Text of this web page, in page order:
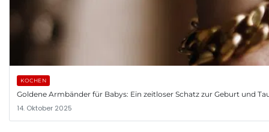
KOCHEN
Goldene Armbänder für Babys: Ein zeitloser Schatz zur Geburt und
14. Oktober 2025